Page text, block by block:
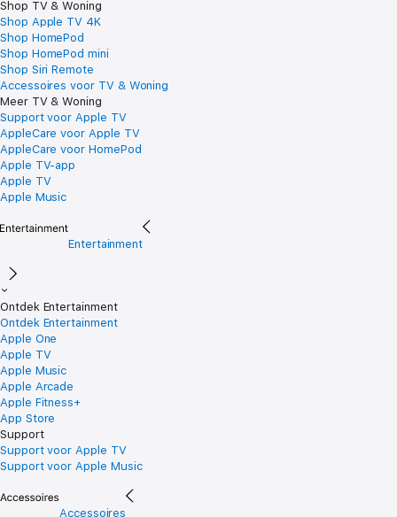
Shop TV & Woning
Shop Apple TV 4K
Shop HomePod
Shop HomePod mini
Shop Siri Remote
Accessoires voor TV & Woning
Meer TV & Woning
Support voor Apple TV
AppleCare voor Apple TV
AppleCare voor HomePod
Apple TV-app
Apple TV
Apple Music
Entertainment
Ontdek Entertainment
Ontdek Entertainment
Apple One
Apple TV
Apple Music
Apple Arcade
Apple Fitness+
App Store
Support
Support voor Apple TV
Support voor Apple Music
Accessoires